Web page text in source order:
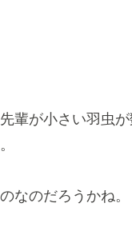
輩が小さい羽虫
なのだろうかね。